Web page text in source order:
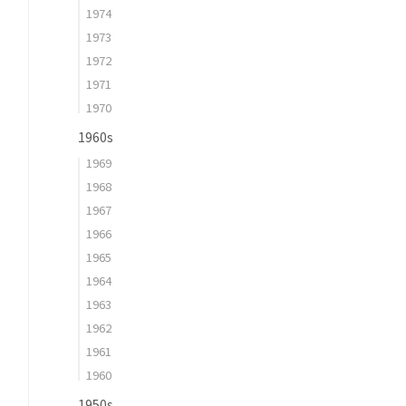
1974
1973
1972
1971
1970
1960s
1969
1968
1967
1966
1965
1964
1963
1962
1961
1960